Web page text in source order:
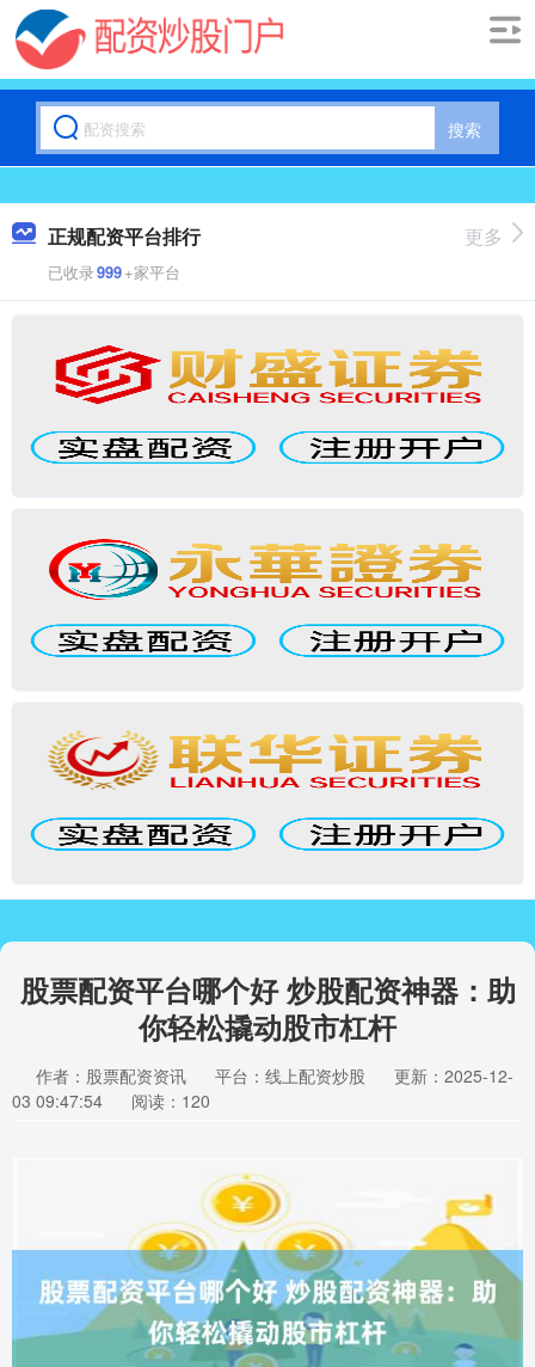
搜索
正规配资平台排行
已收录999+家平台
更多
股票配资平台哪个好 炒股配资神器：助
你轻松撬动股市杠杆
作者：股票配资资讯 平台：线上配资炒股
更新：2025-12-
03 09:47:54
阅读：120